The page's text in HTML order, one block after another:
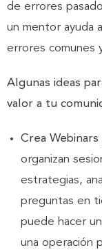
de errores
un mentor ayuda
errores comunes
Algunas ideas
valor a tu
Crea Webinars
organizan
estrategias,
preguntas en
puede hacer
una operación